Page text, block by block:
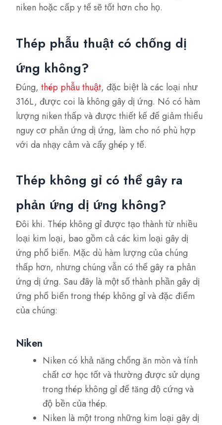
niken hoặc cấp y tế sẽ tốt hơn cho họ.
Thép phẫu thuật có chống dị
ứng không?
Đúng,thép phẫu thuật, đặc biệt là các loại như
316L, được coi là không gây dị ứng. Nó có hàm
lượng niken thấp và được thiết kế để giảm thiểu
nguy cơ phản ứng dị ứng, làm cho nó phù hợp
với da nhạy cảm và cấy ghép y tế.
Thép không gỉ có thể gây ra
phản ứng dị ứng không?
Đôi khi. Thép không gỉ được tạo thành từ nhiều
loại kim loại, bao gồm cả các kim loại gây dị
ứng phổ biến. Mặc dù hàm lượng của chúng
thấp hơn, nhưng chúng vẫn có thể gây ra phản
ứng dị ứng. Sau đây là một số thành phần gây dị
ứng phổ biến trong thép không gỉ và đặc điểm
của chúng:
Niken
Niken có khả năng chống ăn mòn và tính
chất cơ học tốt và thường được sử dụng
trong thép không gỉ để tăng độ cứng và
độ bền của thép.
Niken là một trong những kim loại gây dị